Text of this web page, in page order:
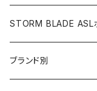
STORM BLADE ASL
ブランド別